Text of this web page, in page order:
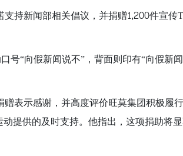
持新闻部相关倡议，并捐赠1,200件宣
号“向假新闻说不”，背面则印有“向假新
表示感谢，并高度评价旺莫集团积极履
动提供的及时支持。他指出，这项捐助将